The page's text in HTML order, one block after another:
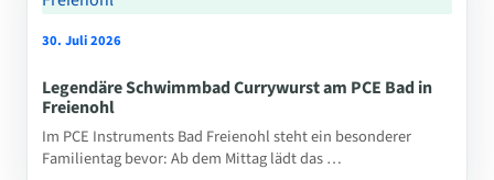
30. Juli 2026
Legendäre Schwimmbad Currywurst am PCE Bad in
Freienohl
Im PCE Instruments Bad Freienohl steht ein besonderer
Familientag bevor: Ab dem Mittag lädt das …